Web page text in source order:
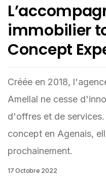
immobilier
Concept
Créée en 2018,
Amellal ne cesse
d'offres et de
concept en Agenais,
prochainement.
17 Octobre 2022